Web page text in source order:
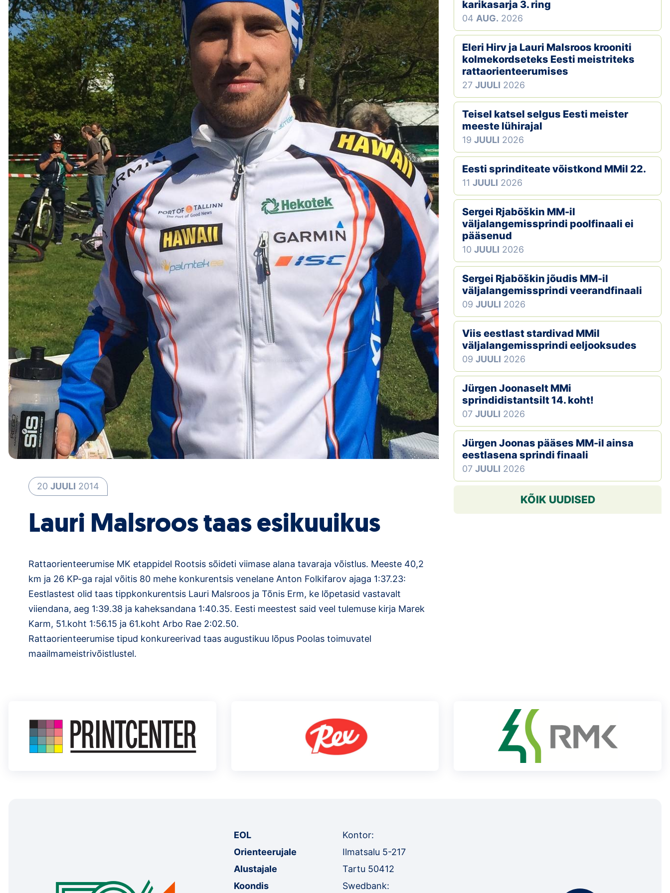
EOL
Galerii
Kaardid
Kalender
Koondised
Tule klubisse!
Tulemused
Dokumendid
Klubid
Suletud maastikud
Püsirajad
Koolitused
OTSI
20 JUULI 2014
Lauri Malsroos taas esikuuikus
Rattaorienteerumise MK etappidel Rootsis sõideti viimase alana tavaraja võistlus. Meeste 40,2
km ja 26 KP-ga rajal võitis 80 mehe konkurentsis venelane Anton Folkifarov ajaga 1:37.23:
Eestlastest olid taas tippkonkurentsis Lauri Malsroos ja Tõnis Erm, ke lõpetasid vastavalt
viiendana, aeg 1:39.38 ja kaheksandana 1:40.35. Eesti meestest said veel tulemuse kirja Marek
Karm, 51.koht 1:56.15 ja 61.koht Arbo Rae 2:02.50.
Rattaorienteerumise tipud konkureerivad taas augustikuu lõpus Poolas toimuvatel
maailmameistrivõistlustel.
karikasarja 3. ring
04 AUG. 2026
Eleri Hirv ja Lauri Malsroos krooniti
kolmekordseteks Eesti meistriteks
rattaorienteerumises
27 JUULI 2026
Teisel katsel selgus Eesti meister
meeste lühirajal
19 JUULI 2026
Eesti sprinditeate võistkond MMil 22.
11 JUULI 2026
Sergei Rjabõškin MM-il
väljalangemissprindi poolfinaali ei
pääsenud
10 JUULI 2026
Sergei Rjabõškin jõudis MM-il
väljalangemissprindi veerandfinaali
09 JUULI 2026
Viis eestlast stardivad MMil
väljalangemissprindi eeljooksudes
09 JUULI 2026
Jürgen Joonaselt MMi
sprindidistantsilt 14. koht!
07 JUULI 2026
Jürgen Joonas pääses MM-il ainsa
eestlasena sprindi finaali
07 JUULI 2026
KÕIK UUDISED
EOL
Orienteerujale
Alustajale
Koondis
Kontor:
Ilmatsalu 5-217
Tartu 50412
Swedbank: